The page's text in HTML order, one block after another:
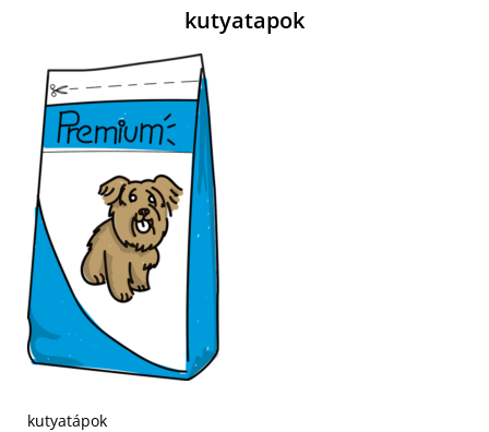
kutyatapok
kutyatápok